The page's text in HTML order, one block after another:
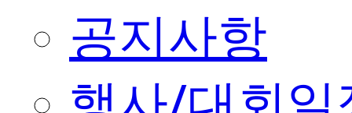
공지사항